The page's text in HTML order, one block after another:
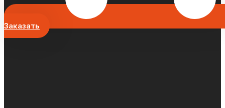
Заказать